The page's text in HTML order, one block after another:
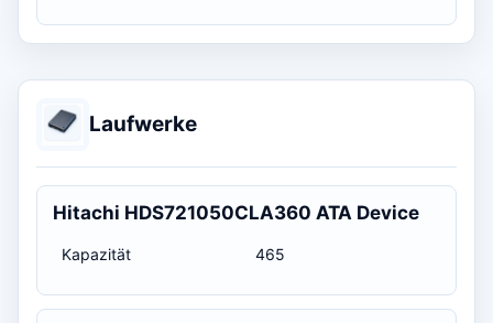
Laufwerke
Hitachi HDS721050CLA360 ATA Device
Kapazität 465